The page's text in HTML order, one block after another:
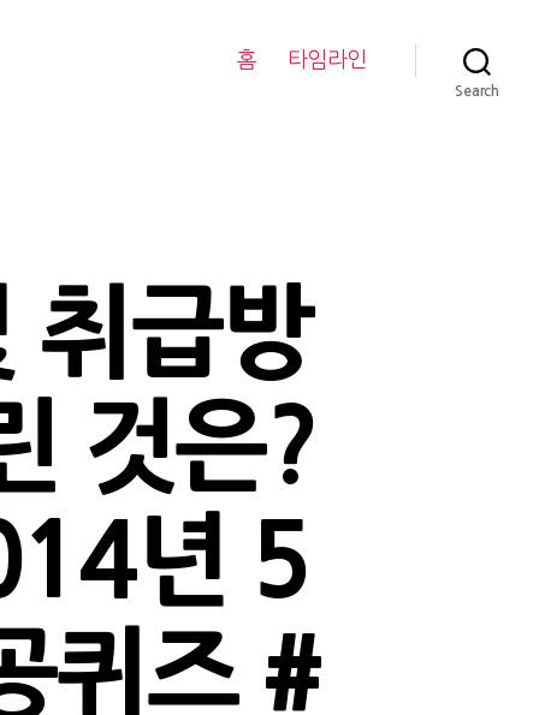
홈 타임라인
Search
취급방
것은?
년 5
퀴즈 #